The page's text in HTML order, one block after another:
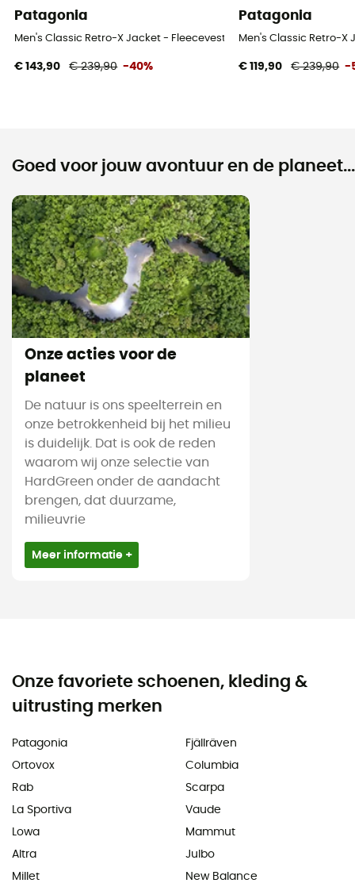
Patagonia
Men's Classic Retro-X Jacket - Fleecevest - Heren
€ 143,90 € 239,90 -40%
Patagonia
Men's Classic Retro-X
€ 119,90 € 239,90 -
Goed voor jouw avontuur en de planeet...
Onze acties voor de
planeet
De natuur is ons speelterrein en
onze betrokkenheid bij het milieu
is duidelijk. Dat is ook de reden
waarom wij onze selectie van
HardGreen onder de aandacht
brengen, dat duurzame,
milieuvrie
Meer informatie +
Onze favoriete schoenen, kleding &
uitrusting merken
Patagonia
Ortovox
Rab
La Sportiva
Lowa
Altra
Millet
Fjällräven
Columbia
Scarpa
Vaude
Mammut
Julbo
New Balance